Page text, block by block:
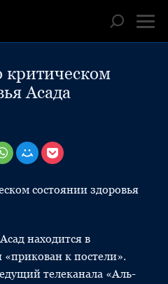
Асада
состоянии здоровья
находится в
к постели».
телеканала «Аль-